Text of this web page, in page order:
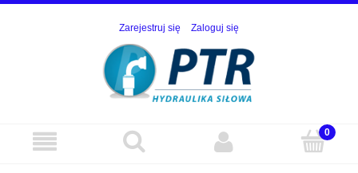
Zarejestruj się Zaloguj się